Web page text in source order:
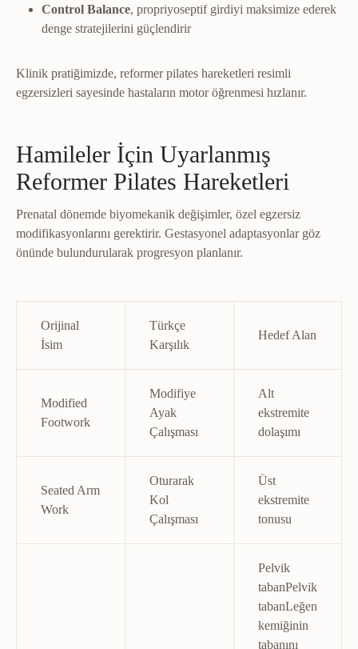
Control Balance, propriyoseptif girdiyi maksimize ederek
denge stratejilerini güçlendirir
Klinik pratiğimizde, reformer pilates hareketleri resimli
egzersizleri sayesinde hastaların motor öğrenmesi hızlanır.
Hamileler İçin Uyarlanmış
Reformer Pilates Hareketleri
Prenatal dönemde biyomekanik değişimler, özel egzersiz
modifikasyonlarını gerektirir. Gestasyonel adaptasyonlar göz
önünde bulundurularak progresyon planlanır.
Orijinal
İsim
Türkçe
Karşılık
Hedef Alan
Modified
Footwork
Modifiye
Ayak
Çalışması
Alt
ekstremite
dolaşımı
Seated Arm
Work
Oturarak
Kol
Çalışması
Üst
ekstremite
tonusu
Pelvik
tabanPelvik
tabanLeğen
kemiğinin
tabanını